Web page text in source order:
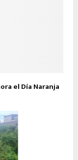
el Día Naranja